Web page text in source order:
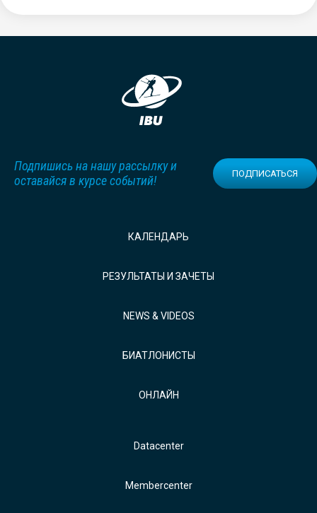
Подпишись на нашу рассылку и
оставайся в курсе событий!
ПОДПИСАТЬСЯ
КАЛЕНДАРЬ
РЕЗУЛЬТАТЫ И ЗАЧЕТЫ
NEWS & VIDEOS
БИАТЛОНИСТЫ
ОНЛАЙН
Datacenter
Membercenter